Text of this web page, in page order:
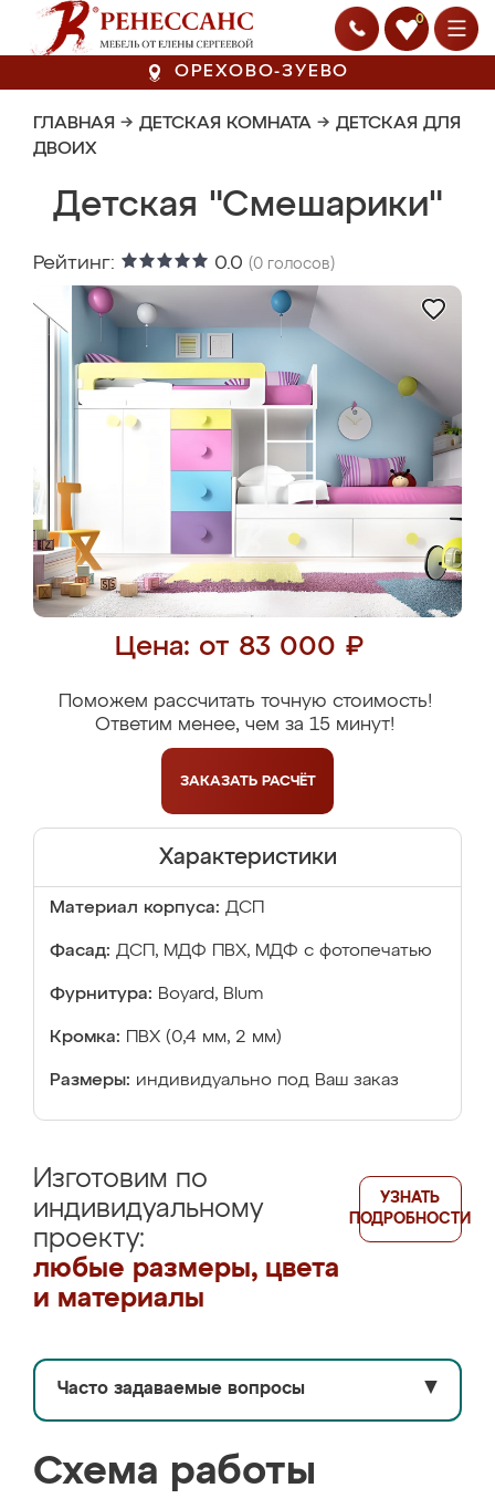
0
ОРЕХОВО-ЗУЕВО
ГЛАВНАЯ → ДЕТСКАЯ КОМНАТА → ДЕТСКАЯ ДЛЯ
ДВОИХ
Детская "Смешарики"
Рейтинг: 0.0 (0 голосов)
Цена: от 83 000 ₽
Поможем рассчитать точную стоимость!
Ответим менее, чем за 15 минут!
ЗАКАЗАТЬ РАСЧЁТ
Характеристики
Материал корпуса: ДСП
Фасад: ДСП, МДФ ПВХ, МДФ с фотопечатью
Фурнитура: Boyard, Blum
Кромка: ПВХ (0,4 мм, 2 мм)
Размеры: индивидуально под Ваш заказ
Изготовим по
индивидуальному
проекту:
любые размеры, цвета
и материалы
УЗНАТЬ
ПОДРОБНОСТИ
Часто задаваемые вопросы ▼
Схема работы